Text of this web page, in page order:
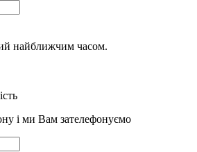
найближчим часом.
і ми Вам зателефонуємо